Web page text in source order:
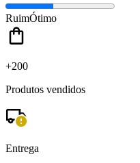
RuimÓtimo
+200
Produtos vendidos
Entrega